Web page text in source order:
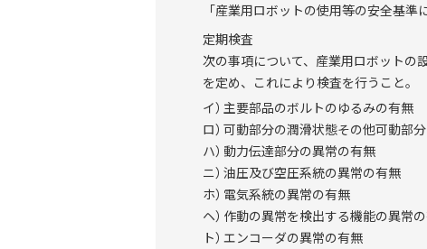
「産業用ロボットの使用等の安全基
定期検査
次の事項について、産業用ロボットの
を定め、これにより検査を行うこと。
イ）主要部品のボルトのゆるみの有無
ロ）可動部分の潤滑状態その他可動部
ハ）動力伝達部分の異常の有無
ニ）油圧及び空圧系統の異常の有無
ホ）電気系統の異常の有無
ヘ）作動の異常を検出する機能の異常
ト）エンコーダの異常の有無